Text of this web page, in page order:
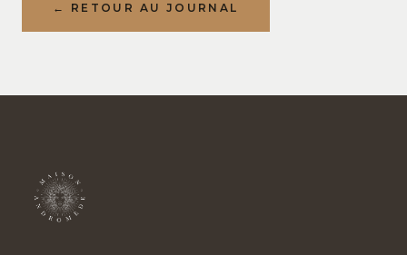
← RETOUR AU JOURNAL